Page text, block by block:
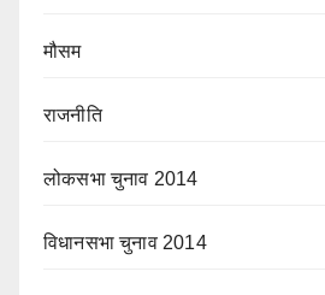
मौसम
राजनीति
लोकसभा चुनाव 2014
विधानसभा चुनाव 2014